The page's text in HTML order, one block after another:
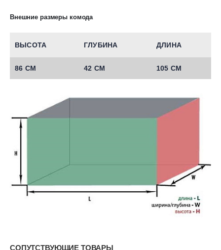
Внешние размеры комода
ВЫСОТА ГЛУБИНА ДЛИНА
86 СМ 42 СМ 105 СМ
СОПУТСТВУЮЩИЕ ТОВАРЫ